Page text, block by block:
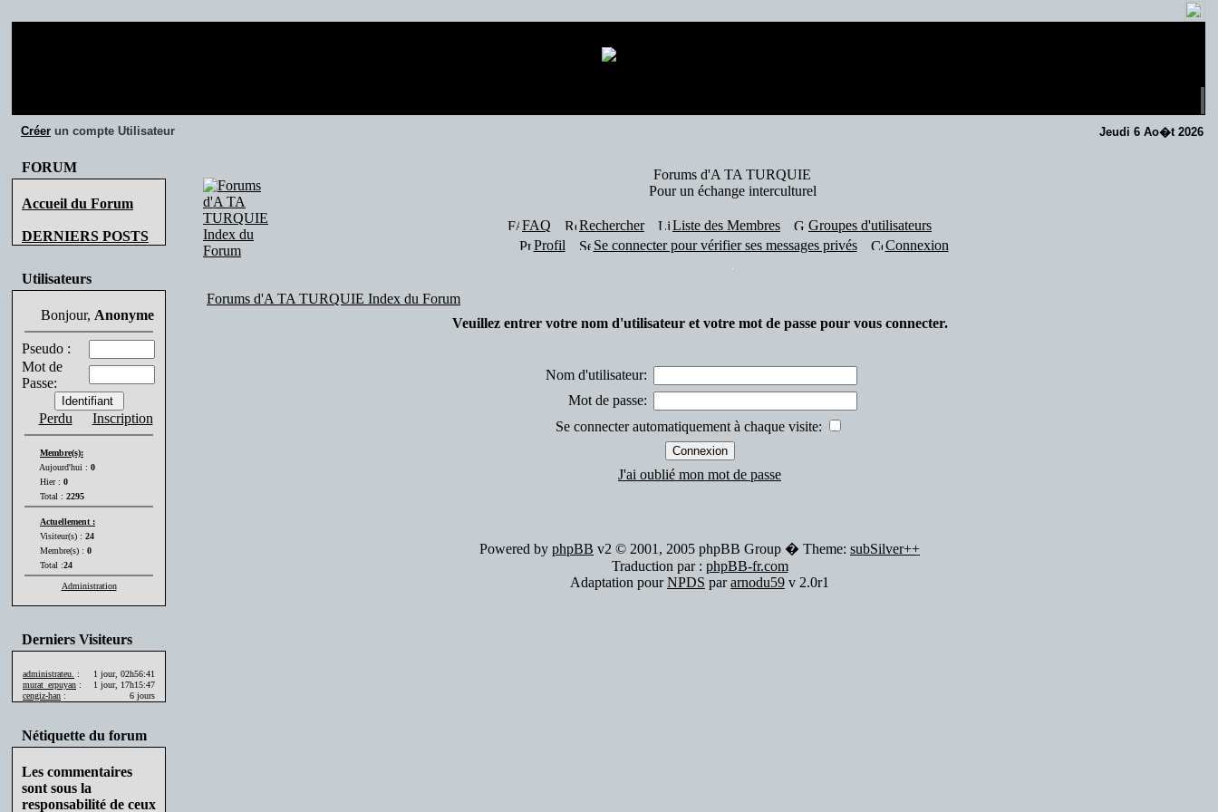
Créer un compte Utilisateur Jeudi 6 Ao�t 2026
FORUM
Accueil du Forum
DERNIERS POSTS
Utilisateurs
Bonjour, Anonyme
Pseudo :
Mot de
Passe:
Perdu Inscription
Membre(s):
Aujourd'hui : 0
Hier : 0
Total : 2295
Actuellement :
Visiteur(s) : 24
Membre(s) : 0
Total :24
Administration
Derniers Visiteurs
administrateu. :
1 jour, 02h56:41
murat_erpuyan :
1 jour, 17h15:47
cengiz-han : 6 jours
Nétiquette du forum
Les commentaires
sont sous la
responsabilité de ceux
Forums d'A TA TURQUIE
Pour un échange interculturel
FAQ Rechercher Liste des Membres
Groupes d'utilisateurs
Profil
Se connecter pour vérifier ses messages privés Connexion
Forums d'A TA TURQUIE Index du Forum
Veuillez entrer votre nom d'utilisateur et votre mot de passe pour vous connecter.
Nom d'utilisateur:
Mot de passe:
Se connecter automatiquement à chaque visite:
J'ai oublié mon mot de passe
Powered by phpBB v2 © 2001, 2005 phpBB Group � Theme: subSilver++
Traduction par : phpBB-fr.com
Adaptation pourNPDS pararnodu59 v 2.0r1